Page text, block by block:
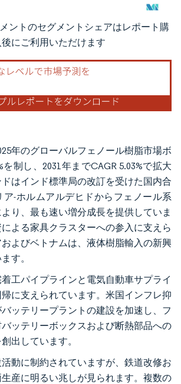
。再利用にはCC BY 4.0の表示が必要です。
ントのセグメントシェアはレポート購
後にご利用いただけます
年のグローバルフェノール樹脂市場ボ
を制し、2031年までCAGR 5.03%で拡大
はインド標準局の改訂を受けた国内合
ア-ホルムアルデヒドからフェノール系
り、最も速い増分成長を提供していま
よる家具クラスターへの参入に支えら
よびベトナムは、液体樹脂輸入の新興
す。
工パイプラインと電気自動車サプライ
に支えられています。米国インフレ抑
ッテリープラントの建設を加速し、フ
ッテリーボックスおよび断熱部品への
出しています。
動に制約されていますが、鉄道改修お
産に明るい兆しが見られます。複数の